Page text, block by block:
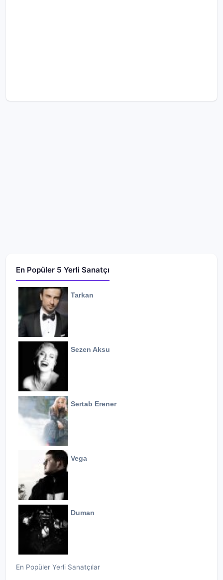
En Popüler 5 Yerli Sanatçı
Tarkan
Sezen Aksu
Sertab Erener
Vega
Duman
En Popüler Yerli Sanatçılar